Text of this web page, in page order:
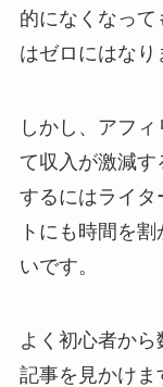
的になくなって
はゼロにはなり
しかし、アフ
て収入が激減
するにはライタ
トにも時間を
いです。
よく初心者か
記事を見かけま